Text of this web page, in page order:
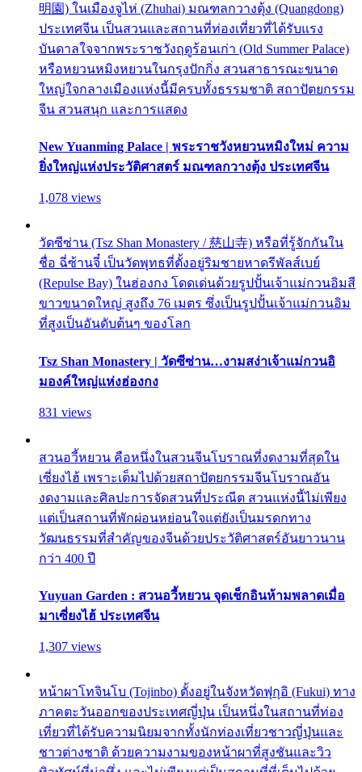
明園) ในเมืองจูไห่ (Zhuhai) มณฑลกวางตุ้ง (Quangdong)
ประเทศจีน เป็นสวนและสถานที่ท่องเที่ยวที่ได้รับแรง
บันดาลใจจากพระราชวังฤดูร้อนเก่า (Old Summer Palace)
หรือหยวนหมิงหยวนในกรุงปักกิ่ง สวนสาธารณะขนาด
ใหญ่ใจกลางเมืองแห่งนี้มีครบทั้งธรรมชาติ สถาปัตยกรรม
จีน สวนสนุก และการแสดง
New Yuanming Palace | พระราชวังหยวนหมิงใหม่ ความ
ยิ่งใหญ่แห่งประวัติศาสตร์ มณฑลกวางตุ้ง ประเทศจีน
1,078 views
วัดซีซ่าน (Tsz Shan Monastery / 慈山寺) หรือที่รู้จักกันใน
ชื่อ ฉี่ซ้านจี๋ เป็นวัดพุทธที่ตั้งอยู่ริมชายหาดรีพัลส์เบย์
(Repulse Bay) ในฮ่องกง โดดเด่นด้วยรูปปั้นเจ้าแม่กวนอิมสี
ขาวขนาดใหญ่ สูงถึง 76 เมตร ซึ่งเป็นรูปปั้นเจ้าแม่กวนอิม
ที่สูงเป็นอันดับต้นๆ ของโลก
Tsz Shan Monastery | วัดซีซ่าน…งามสง่าเจ้าแม่กวนอิ
มองค์ใหญ่แห่งฮ่องกง
831 views
สวนอวี้หยวน คือหนึ่งในสวนจีนโบราณที่งดงามที่สุดใน
เซี่ยงไฮ้ เพราะเต็มไปด้วยสถาปัตยกรรมจีนโบราณอัน
งดงามและศิลปะการจัดสวนที่ประณีต สวนแห่งนี้ไม่เพียง
แต่เป็นสถานที่พักผ่อนหย่อนใจแต่ยังเป็นมรดกทาง
วัฒนธรรมที่สำคัญของจีนด้วยประวัติศาสตร์อันยาวนาน
กว่า 400 ปี
Yuyuan Garden : สวนอวี้หยวน จุดเช็กอินห้ามพลาดเมื่อ
มาเซี่ยงไฮ้ ประเทศจีน
1,307 views
หน้าผาโทจินโบ (Tojinbo) ตั้งอยู่ในจังหวัดฟุกุอิ (Fukui) ทาง
ภาคตะวันออกของประเทศญี่ปุ่น เป็นหนึ่งในสถานที่ท่อง
เที่ยวที่ได้รับความนิยมจากทั้งนักท่องเที่ยวชาวญี่ปุ่นและ
ชาวต่างชาติ ด้วยความงามของหน้าผาที่สูงชันและวิว